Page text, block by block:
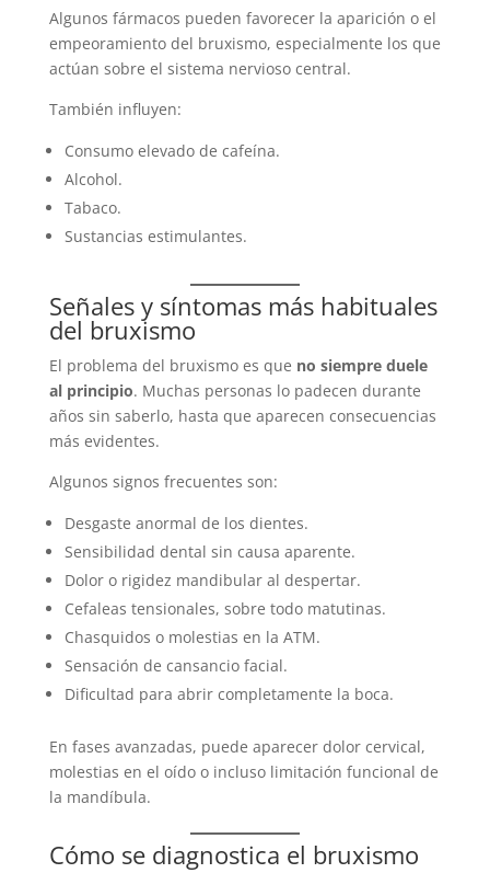
Algunos fármacos pueden favorecer la aparición o el
empeoramiento del bruxismo, especialmente los que
actúan sobre el sistema nervioso central.
También influyen:
Consumo elevado de cafeína.
Alcohol.
Tabaco.
Sustancias estimulantes.
Señales y síntomas más habituales
del bruxismo
El problema del bruxismo es que no siempre duele
al principio. Muchas personas lo padecen durante
años sin saberlo, hasta que aparecen consecuencias
más evidentes.
Algunos signos frecuentes son:
Desgaste anormal de los dientes.
Sensibilidad dental sin causa aparente.
Dolor o rigidez mandibular al despertar.
Cefaleas tensionales, sobre todo matutinas.
Chasquidos o molestias en la ATM.
Sensación de cansancio facial.
Dificultad para abrir completamente la boca.
En fases avanzadas, puede aparecer dolor cervical,
molestias en el oído o incluso limitación funcional de
la mandíbula.
Cómo se diagnostica el bruxismo